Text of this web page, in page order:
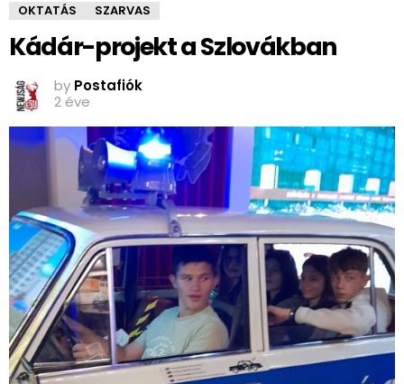
OKTATÁS SZARVAS
Kádár-projekt a Szlovákban
by Postafiók
2 éve